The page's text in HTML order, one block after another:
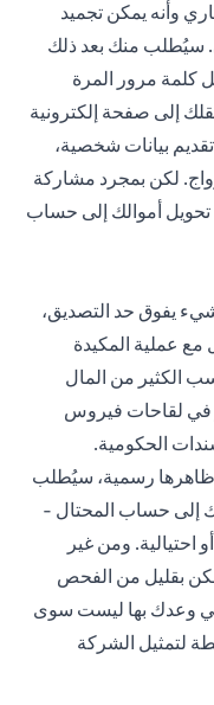
وأنه يمكن تجميد
سيُطلب منك بعد ذلك
كلمة مرور المرة
إلى صفحة إلكترونية
بيانات شخصية،
لكن بمجرد مشاركة
تحويل أموالك إلى حساب
شيء يفوق حد التصديق،
عملية المكيدة
الكثير من المال
في لقاحات فيروس
الحكومية.
ظاهرها رسمية، سيُطلب
إلى حساب المحتال -
ومن غير
بقليل من الفحص
وعدك بها ليست سوى
لتمثيل الشركة